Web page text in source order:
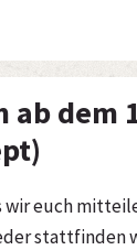
ab
wir euch
stattfinden